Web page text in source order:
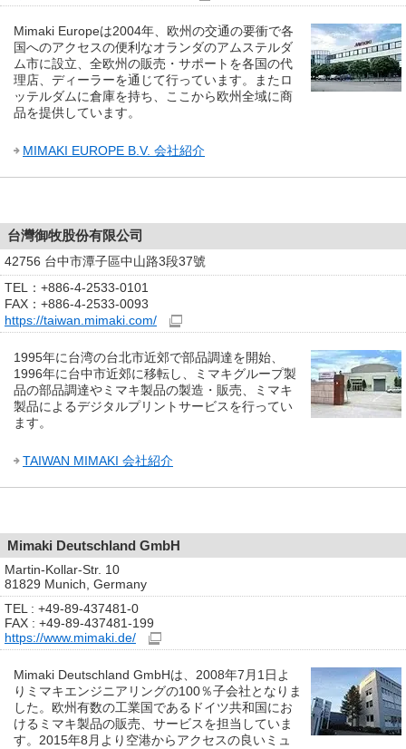
Mimaki Europeは2004年、欧州の交通の要衝で各
国へのアクセスの便利なオランダのアムステルダ
ム市に設立、全欧州の販売・サポートを各国の代
理店、ディーラーを通じて行っています。またロ
ッテルダムに倉庫を持ち、ここから欧州全域に商
品を提供しています。
MIMAKI EUROPE B.V. 会社紹介
台灣御牧股份有限公司
42756 台中市潭子區中山路3段37號
TEL：+886-4-2533-0101
FAX：+886-4-2533-0093
https://taiwan.mimaki.com/
1995年に台湾の台北市近郊で部品調達を開始、
1996年に台中市近郊に移転し、ミマキグループ製
品の部品調達やミマキ製品の製造・販売、ミマキ
製品によるデジタルプリントサービスを行ってい
ます。
TAIWAN MIMAKI 会社紹介
Mimaki Deutschland GmbH
Martin-Kollar-Str. 10
81829 Munich, Germany
TEL : +49-89-437481-0
FAX : +49-89-437481-199
https://www.mimaki.de/
Mimaki Deutschland GmbHは、2008年7月1日よ
りミマキエンジニアリングの100％子会社となりま
した。欧州有数の工業国であるドイツ共和国にお
けるミマキ製品の販売、サービスを担当していま
す。2015年8月より空港からアクセスの良いミュ